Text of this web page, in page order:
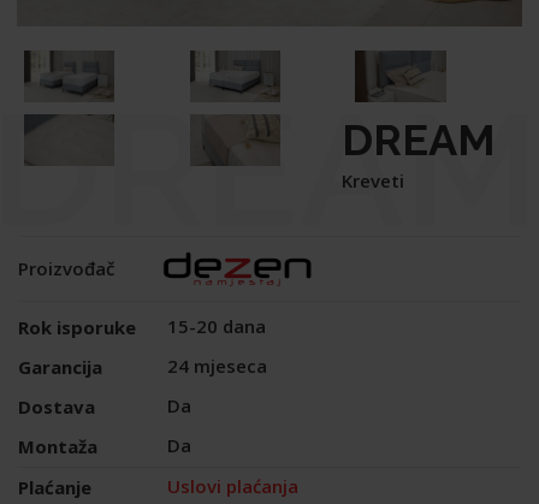
DREAM
Kreveti
Proizvođač
Rok isporuke
15-20 dana
Garancija
24 mjeseca
Dostava
Da
Montaža
Da
Plaćanje
Uslovi plaćanja